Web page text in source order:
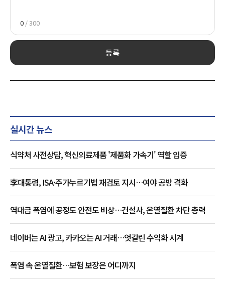
0 / 300
등록
실시간 뉴스
식약처 사전상담, 혁신의료제품 '제품화 가속기' 역할 입증
李대통령, ISA·주가누르기법 재검토 지시…여야 공방 격화
역대급 폭염에 공정도 안전도 비상…건설사, 온열질환 차단 총력
네이버는 AI 광고, 카카오는 AI 거래…엇갈린 수익화 시계
폭염 속 온열질환…보험 보장은 어디까지